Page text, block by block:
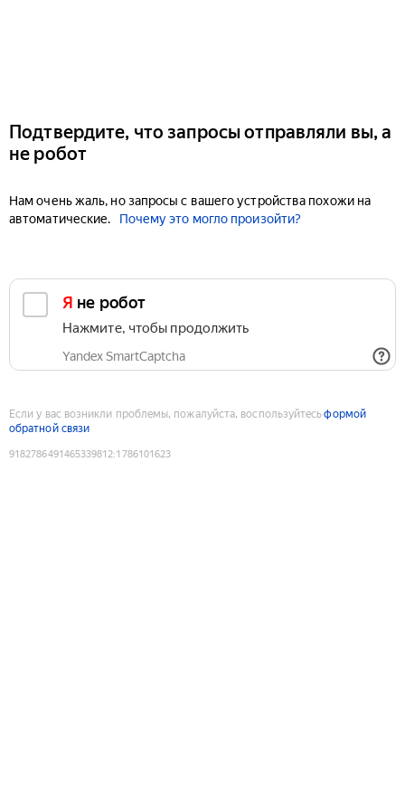
Подтвердите, что запросы отправляли вы, а
не робот
Нам очень жаль, но запросы с вашего устройства похожи на
автоматические.
Почему это могло произойти?
Я не робот
Нажмите, чтобы продолжить
Yandex SmartCaptcha
Если у вас возникли проблемы, пожалуйста, воспользуйтесьформой
обратной связи
9182786491465339812:1786101623